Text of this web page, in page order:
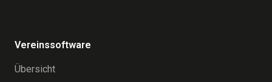
Vereinssoftware
Übersicht